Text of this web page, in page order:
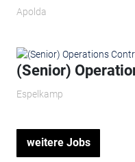
Apolda
(Senior)
Espelkamp
weitere Jobs